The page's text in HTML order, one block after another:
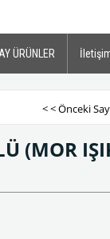
ÜRÜNLER
< < Önceki
(MOR